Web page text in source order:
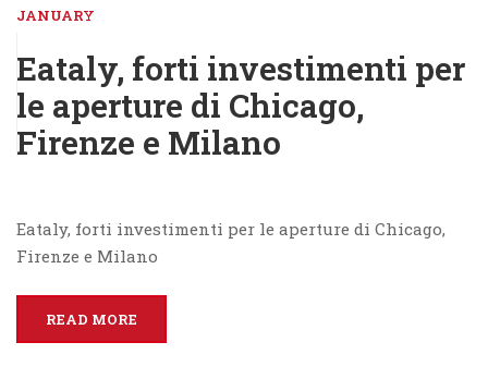
JANUARY
Eataly, forti investimenti per
le aperture di Chicago,
Firenze e Milano
Eataly, forti investimenti per le aperture di Chicago,
Firenze e Milano
READ MORE